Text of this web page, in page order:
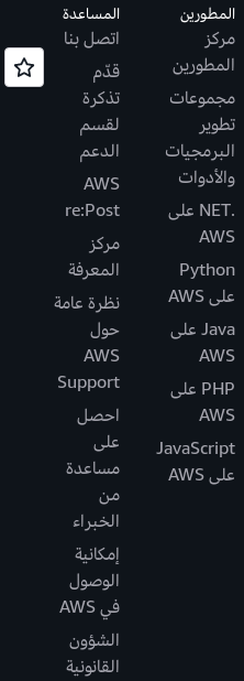
المطورين
مركز
المطورين
مجموعات
تطوير
البرمجيات
والأدوات
.NET على
AWS
Python
على AWS
Java على
AWS
PHP على
AWS
JavaScript
على AWS
المساعدة
اتصل بنا
قدّم
تذكرة
لقسم
الدعم
AWS
re:Post
مركز
المعرفة
نظرة عامة
حول
AWS
Support
احصل
على
مساعدة
من
الخبراء
إمكانية
الوصول
في AWS
الشؤون
القانونية